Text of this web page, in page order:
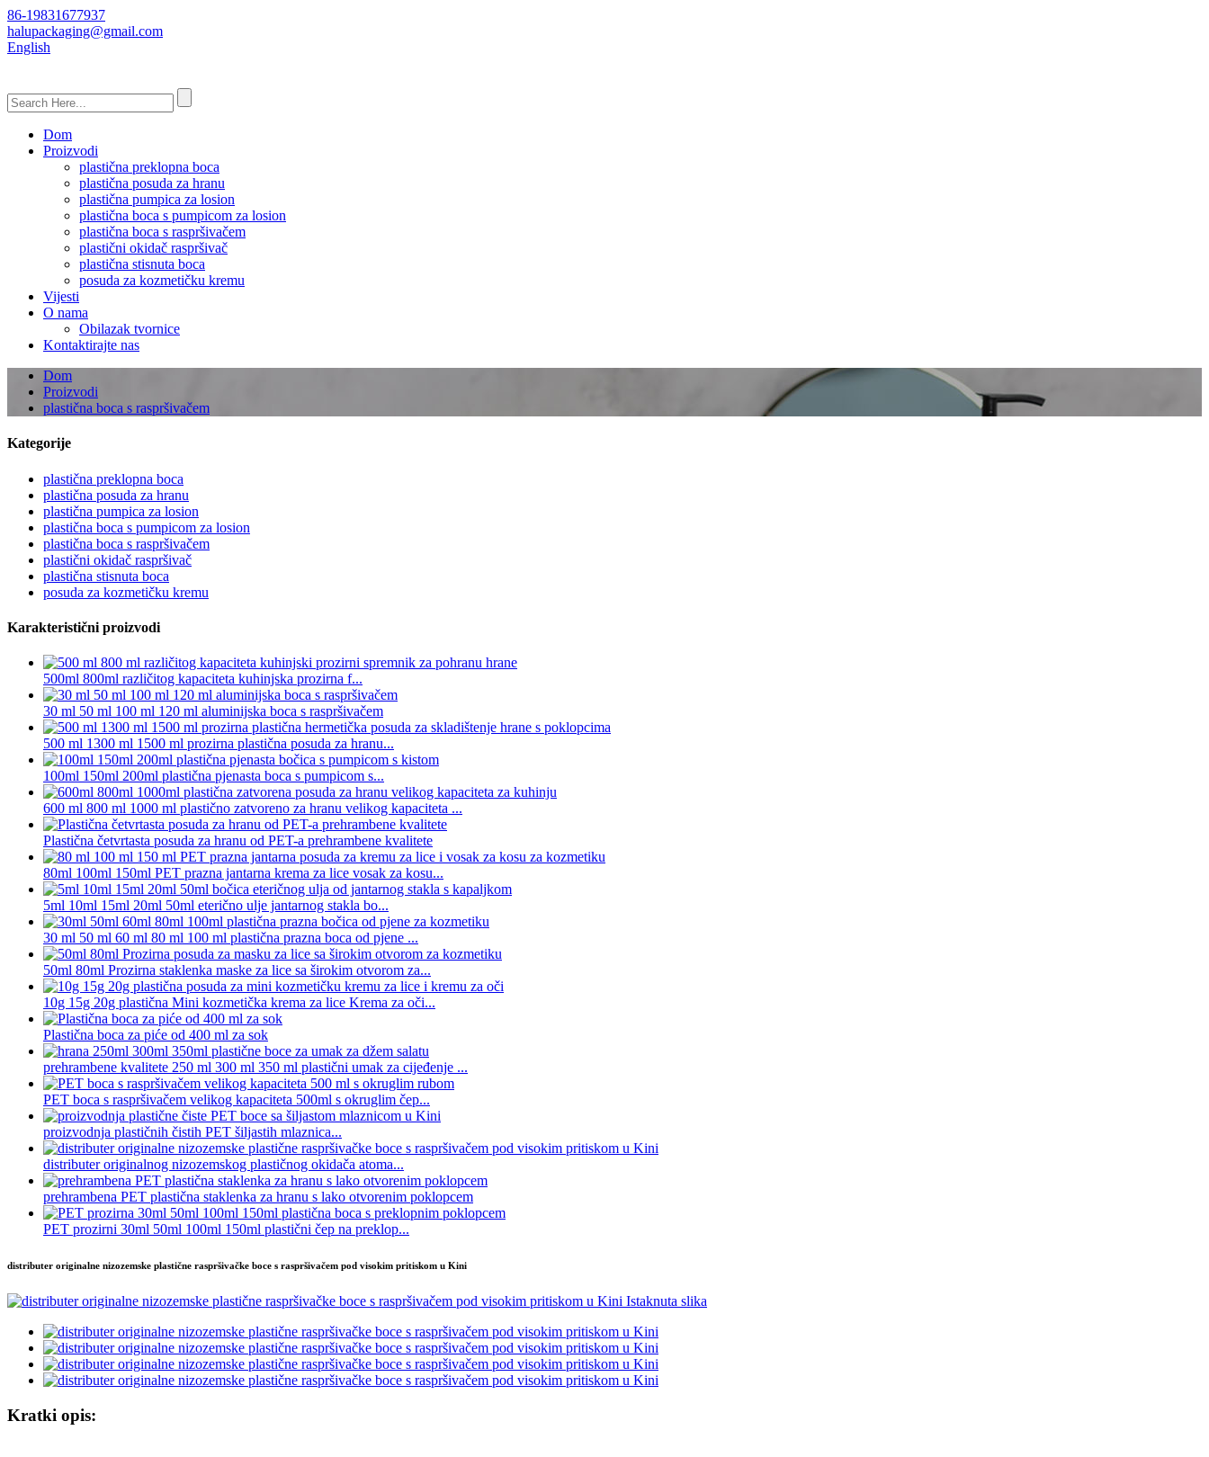
86-19831677937
halupackaging@gmail.com
English
Dom
Proizvodi
plastična preklopna boca
plastična posuda za hranu
plastična pumpica za losion
plastična boca s pumpicom za losion
plastična boca s raspršivačem
plastični okidač raspršivač
plastična stisnuta boca
posuda za kozmetičku kremu
Vijesti
O nama
Obilazak tvornice
Kontaktirajte nas
Dom
Proizvodi
plastična boca s raspršivačem
Kategorije
plastična preklopna boca
plastična posuda za hranu
plastična pumpica za losion
plastična boca s pumpicom za losion
plastična boca s raspršivačem
plastični okidač raspršivač
plastična stisnuta boca
posuda za kozmetičku kremu
Karakteristični proizvodi
500ml 800ml različitog kapaciteta kuhinjska prozirna f...
30 ml 50 ml 100 ml 120 ml aluminijska boca s raspršivačem
500 ml 1300 ml 1500 ml prozirna plastična posuda za hranu...
100ml 150ml 200ml plastična pjenasta boca s pumpicom s...
600 ml 800 ml 1000 ml plastično zatvoreno za hranu velikog kapaciteta ...
Plastična četvrtasta posuda za hranu od PET-a prehrambene kvalitete
80ml 100ml 150ml PET prazna jantarna krema za lice vosak za kosu...
5ml 10ml 15ml 20ml 50ml eterično ulje jantarnog stakla bo...
30 ml 50 ml 60 ml 80 ml 100 ml plastična prazna boca od pjene ...
50ml 80ml Prozirna staklenka maske za lice sa širokim otvorom za...
10g 15g 20g plastična Mini kozmetička krema za lice Krema za oči...
Plastična boca za piće od 400 ml za sok
prehrambene kvalitete 250 ml 300 ml 350 ml plastični umak za cijeđenje ...
PET boca s raspršivačem velikog kapaciteta 500ml s okruglim čep...
proizvodnja plastičnih čistih PET šiljastih mlaznica...
distributer originalnog nizozemskog plastičnog okidača atoma...
prehrambena PET plastična staklenka za hranu s lako otvorenim poklopcem
PET prozirni 30ml 50ml 100ml 150ml plastični čep na preklop...
distributer originalne nizozemske plastične raspršivačke boce s raspršivačem pod visokim pritiskom u Kini
Kratki opis: